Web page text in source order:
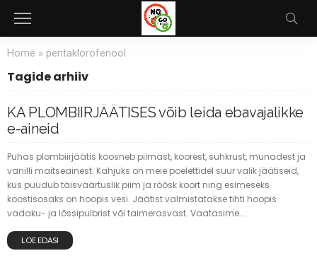
Home » pentaklorofenool
Tagide arhiiv
KA PLOMBIIRJÄÄTISES võib leida ebavajalikke
e-aineid
Puhas plombiirjäätis koosneb piimast, koorest, suhkrust, munadest ja
vanilli maitseainest. Kahjuks on meie poelettidel suur valik jäätiseid,
kus puudub täisväärtuslik piim ja rõõsk koort ning esimeseks
koostisosaks on hoopis vesi. Jäätist valmistatakse tihti hoopis
vadaku- ja lõssipulbrist või taimerasvast. Vaatasime...
LOE EDASI